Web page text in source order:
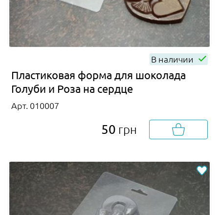
В наличии
Пластиковая форма для шоколада
Голуби и Роза на сердце
Арт. 010007
50 грн